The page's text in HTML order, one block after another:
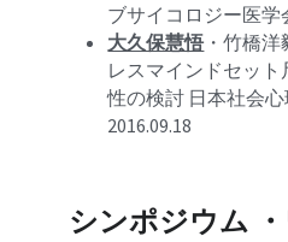
ブサイコロジー医学
大久保慧悟・竹橋洋
レスマインドセッ
性の検討 日本社会
2016.09.18
シンポジウム